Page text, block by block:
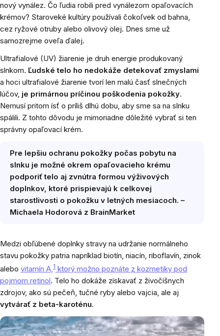
nový vynález. Čo ľudia robili pred vynálezom opaľovacích
krémov? Staroveké kultúry používali čokoľvek od bahna,
cez ryžové otruby alebo olivový olej. Dnes sme už
samozrejme oveľa ďalej.
Ultrafialové (UV) žiarenie je druh energie produkovaný
slnkom. Ľudské telo ho nedokáže detekovať zmyslami
a hoci ultrafialové žiarenie tvorí len malú časť slnečných
lúčov, je primárnou príčinou poškodenia pokožky.
Nemusí pritom ísť o príliš dlhú dobu, aby sme sa na slnku
spálili. Z tohto dôvodu je mimoriadne dôležité vybrať si ten
správny opaľovací krém.
Pre lepšiu ochranu pokožky počas pobytu na
slnku je možné okrem opaľovacieho krému
podporiť telo aj zvnútra formou výživových
doplnkov, ktoré prispievajú k celkovej
starostlivosti o pokožku v letných mesiacoch. –
Michaela Hodorová z BrainMarket
Medzi obľúbené doplnky stravy na udržanie normálneho
stavu pokožky patria napríklad biotín, niacín, riboflavín, zinok
alebo vitamín A,1 ktorý možno poznáte z kozmetiky pod
pojmom retinol. Telo ho dokáže získavať z živočíšnych
zdrojov, ako sú pečeň, tučné ryby alebo vajcia, ale aj
vytvárať z beta-karoténu.